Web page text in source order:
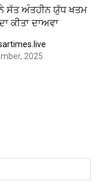
ਸੱਤ ਅੰਤਹੀਨ ਯੁੱਧ ਖਤਮ
ਕੀਤਾ ਦਾਅਵਾ
2025